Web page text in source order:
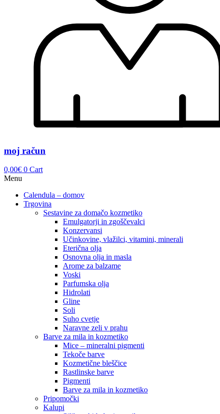
moj račun
0,00€ 0 Cart
Menu
Calendula – domov
Trgovina
Sestavine za domačo kozmetiko
Emulgatorji in zgoščevalci
Konzervansi
Učinkovine, vlažilci, vitamini, minerali
Eterična olja
Osnovna olja in masla
Arome za balzame
Voski
Parfumska olja
Hidrolati
Gline
Soli
Suho cvetje
Naravne zeli v prahu
Barve za mila in kozmetiko
Mice – mineralni pigmenti
Tekoče barve
Kozmetične bleščice
Rastlinske barve
Pigmenti
Barve za mila in kozmetiko
Pripomočki
Kalupi